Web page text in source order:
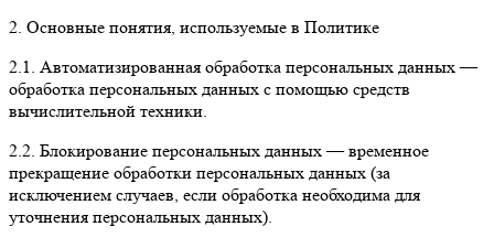
2. Основные понятия, используемые в Политике
2.1. Автоматизированная обработка персональных данных —
обработка персональных данных с помощью средств
вычислительной техники.
2.2. Блокирование персональных данных — временное
прекращение обработки персональных данных (за
исключением случаев, если обработка необходима для
уточнения персональных данных).